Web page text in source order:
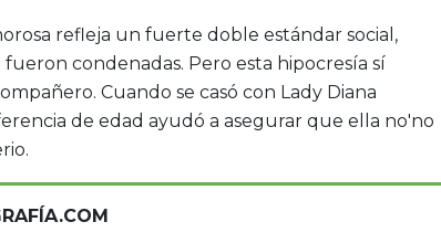
refleja un fuerte doble estándar social,
condenadas. Pero esta hipocresía sí
Cuando se casó con Lady Diana
de edad ayudó a asegurar que ella no'no